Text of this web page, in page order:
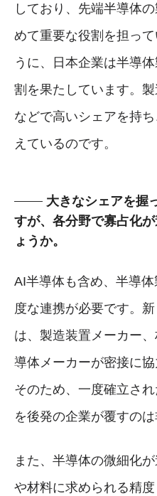
しており、先端半導体
めて重要な役割を担っ
うに、日本企業は半導
割を果たしています。
などで高いシェアを持
えているのです。
大きなシェアを握
すが、各分野で寡占化
ょうか。
AI半導体も含め、半導
度な連携が必要です。
は、製造装置メーカー
導体メーカーが密接に協
そのため、一度確立さ
を後発の企業が覆すの
また、半導体の微細化
や材料に求められる精